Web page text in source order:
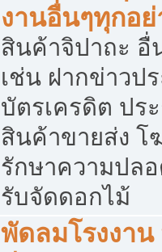
งานอื่นๆทุกอ
สินค้าจิปาถะ อื่
เช่น ฝากข่าวป
บัตรเครดิต ปร
สินค้าขายส่ง
รักษาความปล
รับจัดดอกไม้
พัดลมโรงงา